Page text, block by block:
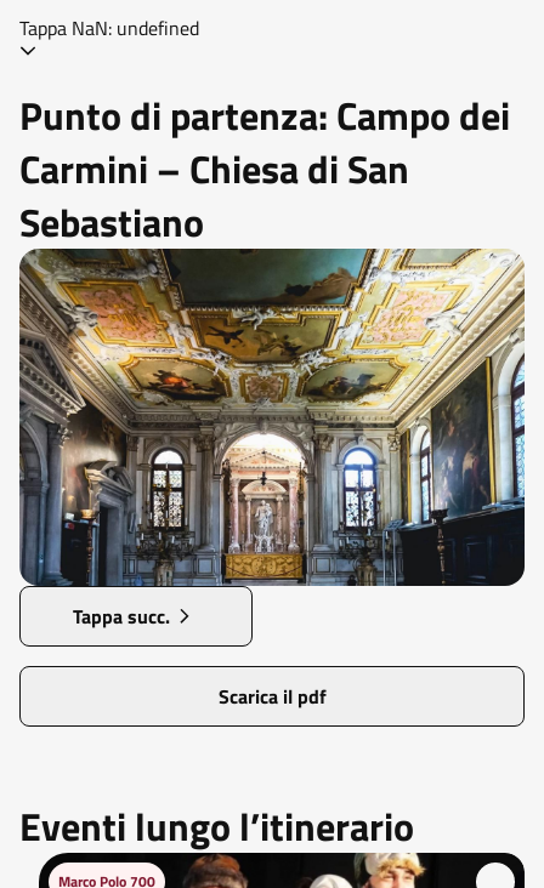
Tappa NaN: undefined
Punto di partenza: Campo dei
Carmini – Chiesa di San
Sebastiano
Tappa succ.
Scarica il pdf
Eventi lungo l’itinerario
Marco Polo 700